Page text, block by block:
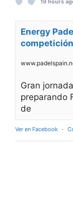
19 hours
Energy
Gran
preparando
de
Ver en Facebook ·